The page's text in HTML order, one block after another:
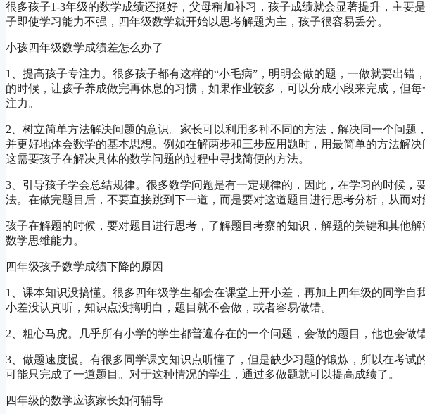
很多孩子1-3年级的数学成绩还挺好，父母稍加补习，孩子成绩就会显著提升，主要
子即使学习能力不强，四年级数学就开始以思考解题为主，孩子很容易丢分。
小孩四年级数学成绩差怎么办了
1、提高孩子专注力。很多孩子都有这样的“小毛病”，明明会做的题，一做就要出错
的时候，让孩子养成做完再休息的习惯，如果作业较多，可以分成小段来完成，但
注力。
2、树立简单方法解决问题的意识。家长可以利用多种不同的方法，解决同一个问题
并更好地体会数学的基本思想。例如在解两步和三步应用题时，用最简单的方法解
这需要孩子在解决具体的数学问题的过程中寻找简便的方法。
3、引导孩子学会总结规律。很多数学问题是有一定规律的，因此，在学习的时候，
法。在做完题目后，不要直接跳到下一道，而是要对这道题目进行思考分析，从而对
孩子在解题的时候，要对题目进行思考，了解题目考察的知识，解题的关键和其他
数学思维能力。
四年级孩子数学成绩下降的原因
1、课本知识没搞懂。很多四年级学生都会在课堂上开小差，再加上四年级的同学自
小差没认真听，知识点没搞明白，题目就不会做，或者容易做错。
2、粗心马虎。几乎所有小学的学生都普遍存在的一个问题，会做的题目，他也会做
3、做题速度慢。有很多同学课文知识点听懂了，但是缺少习题的锻炼，所以在考试
可能只完成了一道题目。对于这种情况的学生，通过多做题就可以提高成绩了。
四年级的数学应该家长如何辅导